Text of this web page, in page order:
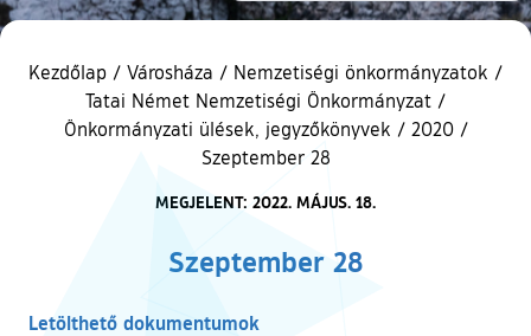
Kezdőlap / Városháza / Nemzetiségi önkormányzatok /
Tatai Német Nemzetiségi Önkormányzat /
Önkormányzati ülések, jegyzőkönyvek / 2020 /
Szeptember 28
MEGJELENT: 2022. MÁJUS. 18.
Szeptember 28
Letölthető dokumentumok